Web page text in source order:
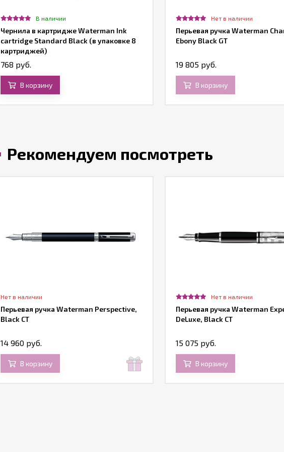
В наличии
Чернила в картридже Waterman Ink
cartridge Standard Black (в упаковке 8
картриджей)
768 руб.
В корзину
Нет в наличии
Перьевая ручка Waterman
Ebony Black GT
19 805 руб.
В корзину
Рекомендуем посмотреть
Нет в наличии
Перьевая ручка Waterman Perspective,
Black CT
14 960 руб.
В корзину
Нет в наличии
Перьевая ручка Waterman
DeLuxe, Black CT
15 075 руб.
В корзину